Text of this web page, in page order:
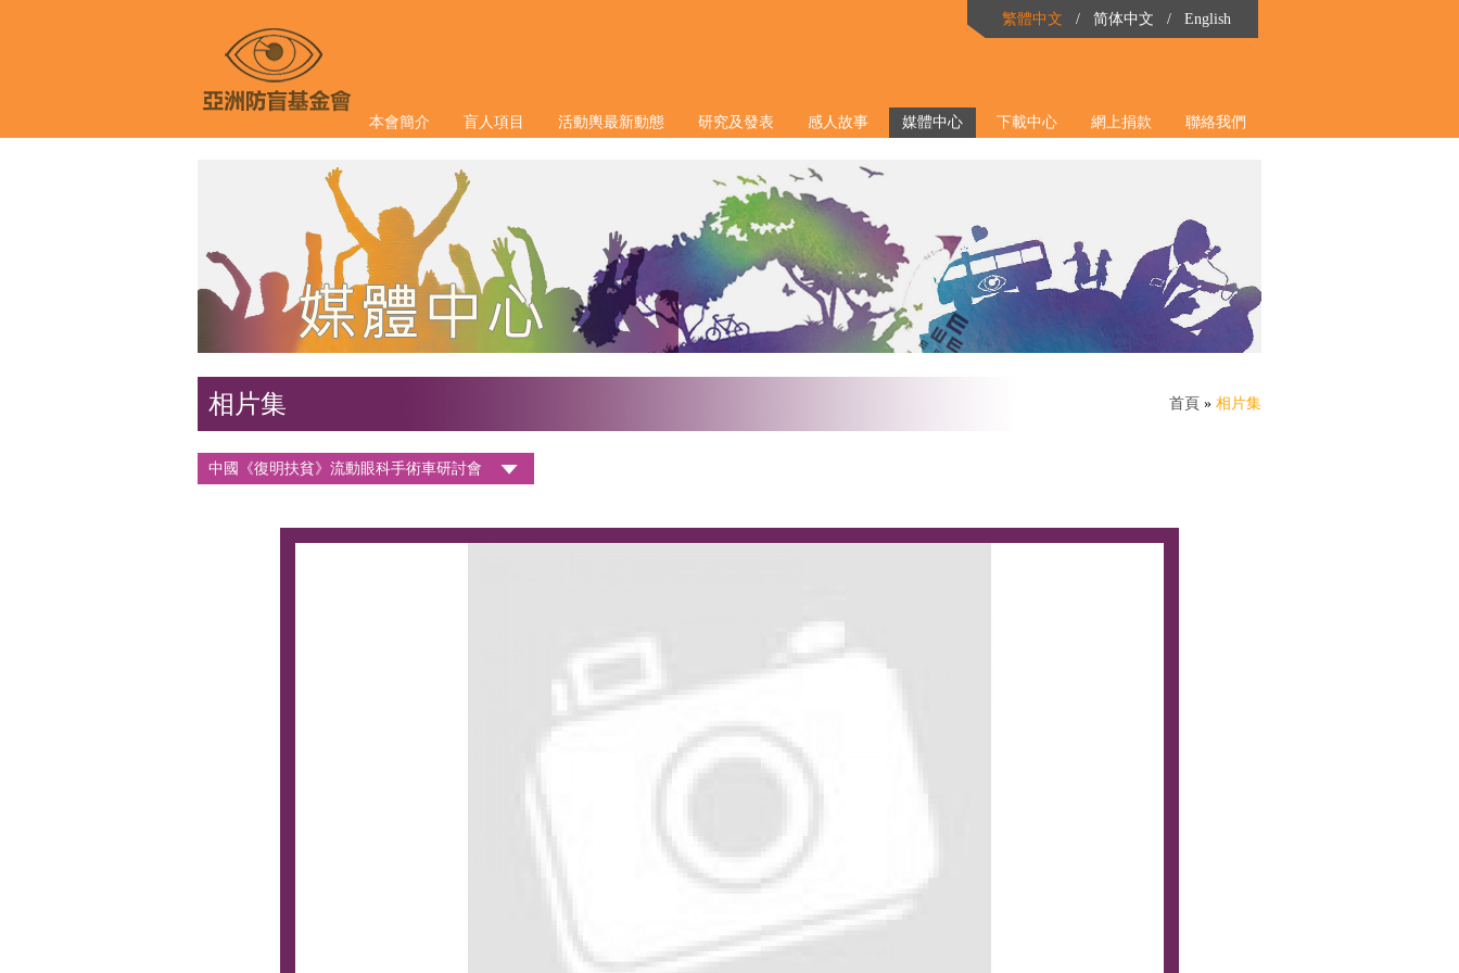
繁體中文 / 简体中文 / English
本會簡介 盲人項目 活動輿最新動態 研究及發表 感人故事 媒體中心 下載中心 網上捐款 聯絡我們
相片集 首頁 » 相片集
中國《復明扶貧》流動眼科手術車研討會